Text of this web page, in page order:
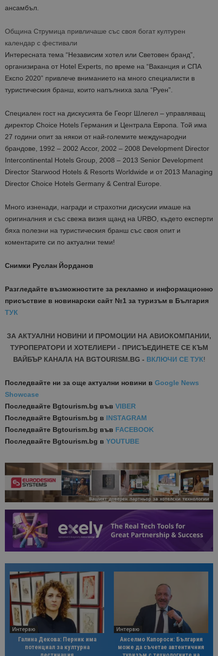
ансамбъл.
Община Струмица привличаше със своя богат културен
календар с фестивали
Интересната тема “Независим хотел или Световен бранд”,
организирана от Hotel Experts, по време на “Ваканция и СПА
Експо 2020” привлече вниманието на много специалисти в
туристическия бранш, които напълниха зала “Руен”.
Специален гост на дискусията бе Георг Шлегел – управляващ
директор Choice Hotels Германия и Централа Европа. Той има
27 години опит за някои от най-големите международни
брандове, 1992 – 2002 Accor, 2002 – 2008 Development Director
Intercontinental Hotels Group, 2008 – 2013 Senior Development
Director Starwood Hotels & Resorts Worldwide и от 2013 Managing
Director Choice Hotels Germany & Central Europe.
Много изненади, награди и страхотни дискусии имаше на
оригиналния и със свежа визия щанд на URBO, където експерти
бяха полезни на туристическия бранш със своя опит и
коментарите си по актуални теми!
Снимки Руслан Йорданов
Разгледайте възможностите за рекламно и информационно
присъствие в новинарски сайт №1 за туризъм в България
ТУК
ЗА АКТУАЛНИ НОВИНИ И ПРОМОЦИИ НА АВИОКОМПАНИИ,
ТУРОПЕРАТОРИ И ХОТЕЛИЕРИ - ПРИСЪЕДИНЕТЕ СЕ КЪМ
ВАЙБЪР КАНАЛА НА BGTOURISM.BG - ВКЛЮЧИ СЕ ТУК!
Последвайте ни за още актуални новини в Google News
Showcase
Последвайте Bgtourism.bg във VIBER
Последвайте Bgtourism.bg в INSTAGRAM
Последвайте Bgtourism.bg във FACEBOOK
Последвайте Bgtourism.bg в YOUTUBE
Интервю
Галина Декова: Перник има
потенциал за културна
Интервю
Анселмо Капороси: България
може да съчетае автентичния